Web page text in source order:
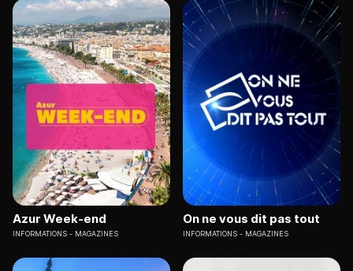
Azur Week-end
INFORMATIONS MAGAZINES
On ne vous dit pas tout
INFORMATIONS MAGAZINES